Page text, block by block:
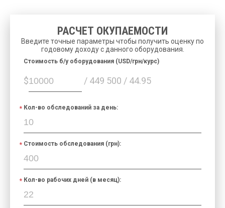
РАСЧЕТ ОКУПАЕМОСТИ
Введите точные параметры чтобы получить оценку по
годовому доходу с данного оборудования.
$ / 449 500 / 44.95
Cтоимость б/у оборудования (USD/грн/курс)
Кол-во обследований за день:
Стоимость обследования (грн):
Кол-во рабочих дней (в месяц):